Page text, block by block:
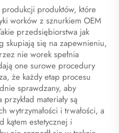
produkcji produktów, które
worków z sznurkiem OEM
przedsiębiorstwa jak
skupiają się na zapewnieniu,
nie worek spełnia
one surowe procedury
że każdy etap procesu
sprawdzany, aby
materiały są
wytrzymałości i trwałości, a
kątem estetycznej i